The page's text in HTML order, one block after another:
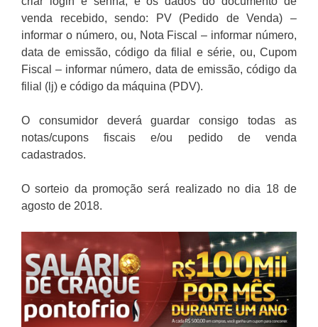
venda recebido, sendo: PV (Pedido de Venda) –
informar o número, ou, Nota Fiscal – informar número,
data de emissão, código da filial e série, ou, Cupom
Fiscal – informar número, data de emissão, código da
filial (lj) e código da máquina (PDV).
O consumidor deverá guardar consigo todas as
notas/cupons fiscais e/ou pedido de venda
cadastrados.
O sorteio da promoção será realizado no dia 18 de
agosto de 2018.